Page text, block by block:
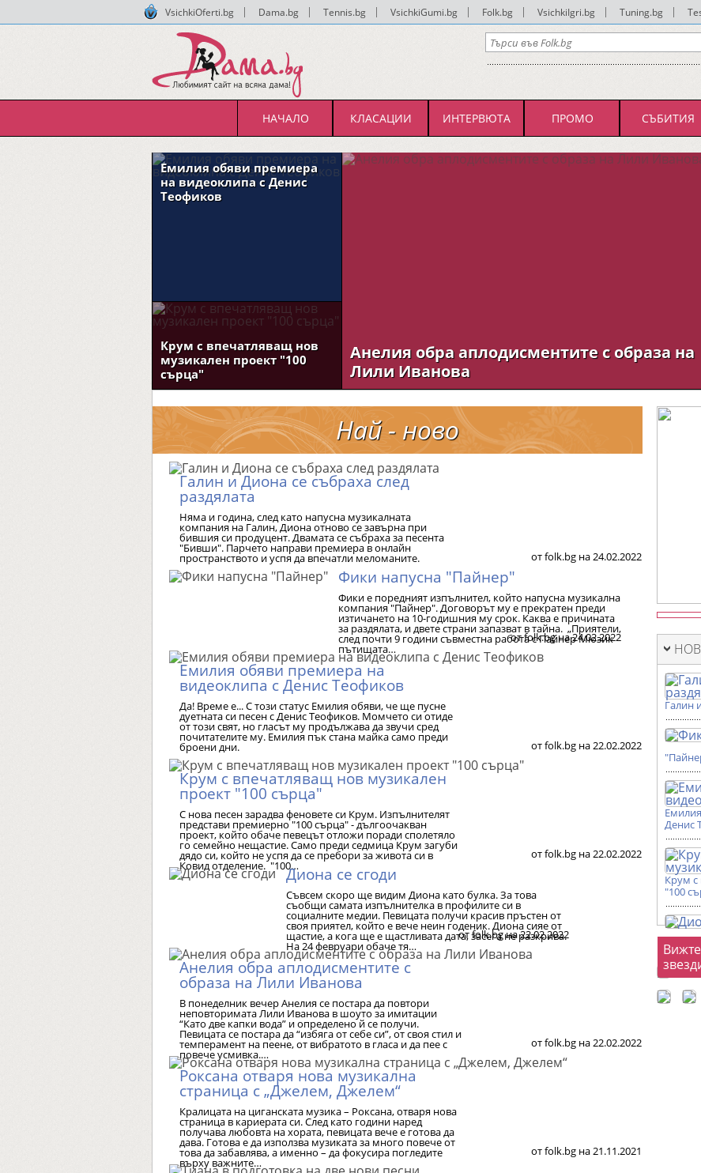
VsichkiOferti.bg Dama.bg Tennis.bg VsichkiGumi.bg Folk.bg VsichkiIgri.bg Tuning.bg
НАЧАЛО КЛАСАЦИИ ИНТЕРВЮТА ПРОМО СЪБИТИЯ
Емилия обяви премиера
на видеоклипа с Денис
Теофиков
Крум с впечатляващ нов
музикален проект "100
сърца"
Анелия обра аплодисментите с образа на
Лили Иванова
Най - ново
Галин и Диона се събраха след
раздялата
Няма и година, след като напусна музикалната
компания на Галин, Диона отново се завърна при
бившия си продуцент. Двамата се събраха за песента
"Бивши". Парчето направи премиера в онлайн
пространството и успя да впечатли меломаните. от folk.bg на 24.02.2022
Фики напусна "Пайнер"
Фики е поредният изпълнител, който напусна музикална
компания "Пайнер". Договорът му е прекратен преди
изтичането на 10-годишния му срок. Каква е причината
за раздялата, и двете страни запазват в тайна. „Приятели,
след почти 9 години съвместна работа с Пайнер Мюзик
пътищата…
от folk.bg на 24.02.2022
Емилия обяви премиера на
видеоклипа с Денис Теофиков
Да! Време е... С този статус Емилия обяви, че ще пусне
дуетната си песен с Денис Теофиков. Момчето си отиде
от този свят, но гласът му продължава да звучи сред
почитателите му. Емилия пък стана майка само преди
броени дни. от folk.bg на 22.02.2022
Крум с впечатляващ нов музикален
проект "100 сърца"
С нова песен зарадва феновете си Крум. Изпълнителят
представи премиерно "100 сърца" - дългоочакван
проект, който обаче певецът отложи поради сполетяло
го семейно нещастие. Само преди седмица Крум загуби
дядо си, който не успя да се пребори за живота си в
Ковид отделение. "100…
от folk.bg на 22.02.2022
Диона се сгоди
Съвсем скоро ще видим Диона като булка. За това
съобщи самата изпълнителка в профилите си в
социалните медии. Певицата получи красив пръстен от
своя приятел, който е вече неин годеник. Диона сияе от
щастие, а кога ще е щастливата дата, засега не разкрива.
На 24 февруари обаче тя…
от folk.bg на 22.02.2022
Анелия обра аплодисментите с
образа на Лили Иванова
В понеделник вечер Анелия се постара да повтори
неповторимата Лили Иванова в шоуто за имитации
“Като две капки вода” и определено й се получи.
Певицата се постара да “избяга от себе си”, от своя стил и
темперамент на пеене, от вибратото в гласа и да пее с
повече усмивка.…
от folk.bg на 22.02.2022
Роксана отваря нова музикална
страница с „Джелем, Джелем“
Кралицата на циганската музика – Роксана, отваря нова
страница в кариерата си. След като години наред
получава любовта на хората, певицата вече е готова да
дава. Готова е да използва музиката за много повече от
това да забавлява, а именно – да фокусира погледите
върху важните…
от folk.bg на 21.11.2021
Галин
Денис
Крум с
"100